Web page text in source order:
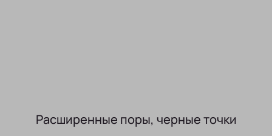
Расширенные поры, черные точки